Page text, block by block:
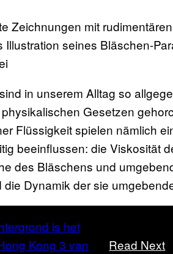
Illustration seines Bläschen-
in unserem Alltag so
Gesetzen
Flüssigkeit spielen nämlich
beeinflussen: die Viskosität
des Bläschens und
die Dynamik der sie
Read Next